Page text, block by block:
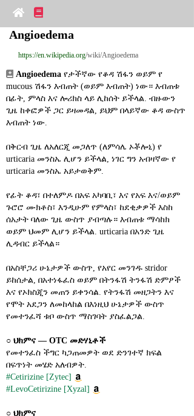
Angioedema
https://en.wikipedia.org/wiki/Angioedema
Angioedema የታችኛው የቆዳ ሽፋን ወይም የ
mucous ሽፋን እብጠት (ወይም እብጠት) ነው። እብጠቱ
በፊት, ምላስ እና ሎሪክስ ላይ ሊከሰት ይችላል. ብዙውን
ጊዜ ከቀፎዎች ጋር ይዛመዳል, ይህም በላይኛው ቆዳ ውስጥ
እብጠት ነው.
በቅርብ ጊዜ ለአለርጂ መጋለጥ (ለምሳሌ ኦቾሎኒ) የ
urticaria መንስኤ ሊሆን ይችላል, ነገር ግን አብዛኛው የ
urticaria መንስኤ አይታወቅም.
የፊት ቆዳ፣ በተለምዶ በአፍ አካባቢ፣ እና የአፍ እና/ወይም
ጉሮሮ ሙክቶስ፣ እንዲሁም የምላስ፣ ከደቂቃዎች እስከ
ሰአታት ባለው ጊዜ ውስጥ ያብጣሉ። እብጠቱ ማሳከክ
ወይም ህመም ሊሆን ይችላል. urticaria በአንድ ጊዜ
ሊዳብር ይችላል።
በአስቸጋሪ ሁኔታዎች ውስጥ, የአየር መንገዱ stridor
ይከሰታል, በአተነፋፈስ ወይም በትንፋሽ ትንፋሽ ድምፆች
እና የኦክስጂን መጠን ይቀንሳል. የትንፋሽ መዘጋትን እና
የሞት አደጋን ለመከላከል በእነዚህ ሁኔታዎች ውስጥ
የመተንፈሻ ቱቦ ውስጥ ማስገባት ያስፈልጋል.
○ ህክምና ― OTC መድሃኒቶች
የመተንፈስ ችግር ካጋጠመዎት ወደ ድንገተኛ ክፍል
በፍጥነት መሄድ አለብዎት.
#Cetirizine [Zytec]
#LevoCetirizine [Xyzal]
○ ህክምና